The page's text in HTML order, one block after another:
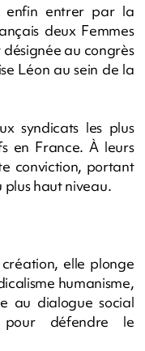
enfin entrer par la
deux Femmes
au congrès
Léon au sein de la
syndicats les plus
en France. À leurs
conviction, portant
plus haut niveau.
elle plonge
humanisme,
au dialogue social
pour défendre le